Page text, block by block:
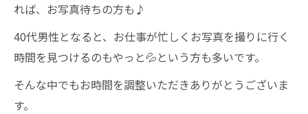
れば、お写真待ちの方も♪
40代男性となると、お仕事が忙しくお写真を撮りに行く
時間を見つけるのもやっと💦という方も多いです。
そんな中でもお時間を調整いただきありがとうございま
す。